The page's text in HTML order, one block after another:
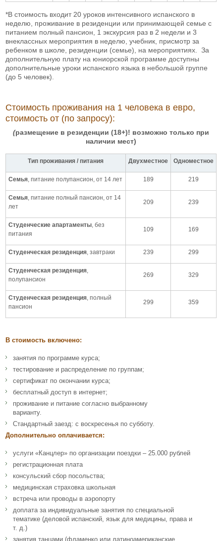
*В стоимость входит 20 уроков интенсивного испанского в
неделю, проживание в резиденции или принимающей семье с
питанием полный пансион, 1 экскурсия раз в 2 недели и 3
внеклассных мероприятия в неделю, учебник, присмотр за
ребенком в школе, резиденции (семье), на мероприятиях. За
дополнительную плату на юниорской программе доступны
дополнительные уроки испанского языка в небольшой группе
(до 5 человек).
Стоимость проживания на 1 человека в евро,
стоимость от (по запросу):
(размещение в резиденции (18+)! возможно только при
наличии мест)
Тип проживания / питания Двухместное Одноместное
Семья, питание полупансион, от 14 лет 189 219
Семья, питание полный пансион, от 14
лет
209 239
Студенческие апартаменты, без
питания
109 169
Студенческая резиденция, завтраки 239 299
Студенческая резиденция,
полупансион
269 329
Студенческая резиденция, полный
пансион
299 359
В стоимость включено:
занятия по программе курса;
тестирование и распределение по группам;
сертификат по окончании курса;
бесплатный доступ в интернет;
проживание и питание согласно выбранному
варианту.
Стандартный заезд: с воскресенья по субботу.
Дополнительно оплачивается:
услуги «Канцлер» по организации поездки – 25.000 рублей
регистрационная плата
консульский сбор посольства;
медицинская страховка школьная
встреча или проводы в аэропорту
доплата за индивидуальные занятия по специальной
тематике (деловой испанский, язык для медицины, права и
т. д.)
занятия танцами (фламенко или латиноамериканские